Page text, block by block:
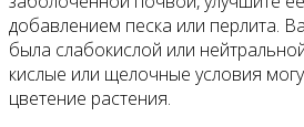
добавлением песка или перлита.
была слабокислой или
кислые или щелочные условия
цветение растения.